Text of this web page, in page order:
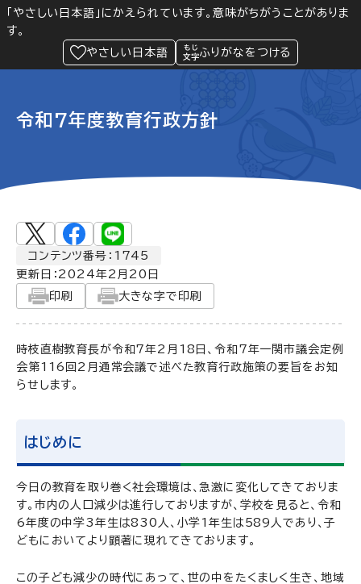
「やさしい日本語」にかえられています。意味がちがうことがありま
す。
やさしい日本語
ふりがなをつける
Language 閲覧支援
緊急情報
令和7年度教育行政方針
コンテンツ番号：1745
更新日： 2024年2月20日
印刷
大きな字で印刷
時枝直樹教育長が令和7年2月18日、令和7年一関市議会定例
会第116回2月通常会議で述べた教育行政施策の要旨をお知
らせします。
はじめに
今日の教育を取り巻く社会環境は、急激に変化してきておりま
す。市内の人口減少は進行しておりますが、学校を見ると、令和
6年度の中学3年生は830人、小学1年生は589人であり、子
どもにおいてより顕著に現れてきております。
この子ども減少の時代にあって、世の中をたくましく生き、地域